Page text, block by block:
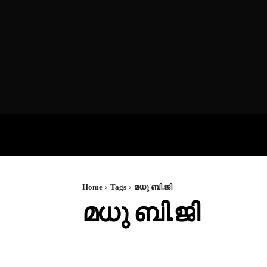
Home Tags മധു ബി.ജി
മധു ബി.ജി